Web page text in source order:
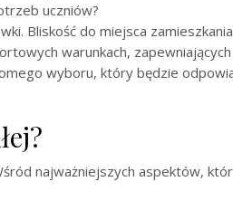
uczniów?
Bliskość do miejsca
warunkach,
wyboru, który będzie
najważniejszych aspektów,